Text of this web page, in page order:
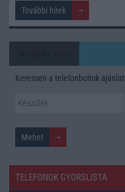
További hírek
Keressen a telefonboltok
TELEFONOK GYORSLISTA